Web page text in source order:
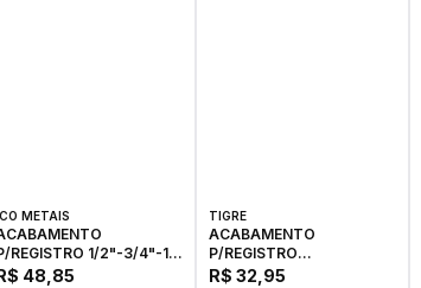
METAIS
REGISTRO 1/2"-3/4"-1"
M CS 33 ICO
48,85
TIGRE
ACABAMENTO
P/REGISTRO
1/2"-3/4"-1"ELLA CROSS
R$ 32,95